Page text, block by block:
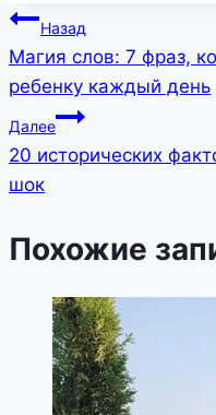
Навигация
по
записям
Назад
Магия слов: 7 фраз,
ребенку каждый день
Далее
20 исторических
шок
Похожие